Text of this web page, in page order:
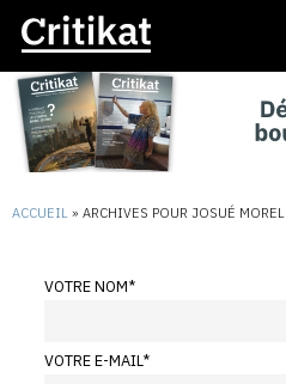
ACCUEIL » ARCHIVES POUR JOSUÉ MOREL
VOTRE NOM*
VOTRE E-MAIL*